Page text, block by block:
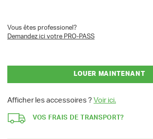
Vous êtes professionel?
Demandez ici votre PRO-PASS
LOUER MAINTENANT
Afficher les accessoires ? Voir ici.
VOS FRAIS DE TRANSPORT?